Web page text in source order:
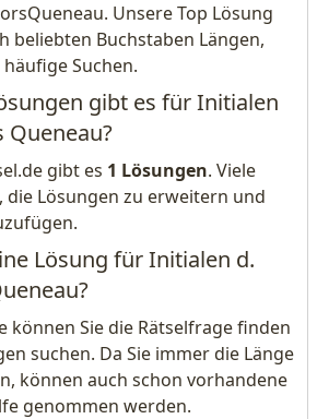
Unsere Top Lösung
beliebten Buchstaben Längen,
Suchen.
gibt es für Initialen
Queneau?
gibt es 1 Lösungen. Viele
die Lösungen zu erweitern und
Lösung für Initialen d.
können Sie die Rätselfrage finden
suchen. Da Sie immer die Länge
können auch schon vorhandene
genommen werden.